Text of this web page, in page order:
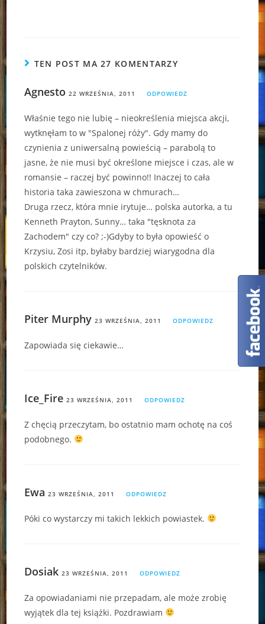
TEN POST MA 27 KOMENTARZY
Agnesto 22 WRZEŚNIA, 2011 ODPOWIEDZ
Właśnie tego nie lubię – nieokreślenia miejsca akcji,
wytknęłam to w "Spalonej róży". Gdy mamy do
czynienia z uniwersalną powieścią – parabolą to
jasne, że nie musi być określone miejsce i czas, ale w
romansie – raczej być powinno!! Inaczej to cała
historia taka zawieszona w chmurach…
Druga rzecz, która mnie irytuje… polska autorka, a tu
Kenneth Prayton, Sunny… taka "tęsknota za
Zachodem" czy co? ;-)Gdyby to była opowieść o
Krzysiu, Zosi itp, byłaby bardziej wiarygodna dla
polskich czytelników.
Piter Murphy 23 WRZEŚNIA, 2011 ODPOWIEDZ
Zapowiada się ciekawie…
Ice_Fire 23 WRZEŚNIA, 2011 ODPOWIEDZ
Z chęcią przeczytam, bo ostatnio mam ochotę na coś
podobnego.
Ewa 23 WRZEŚNIA, 2011 ODPOWIEDZ
Póki co wystarczy mi takich lekkich powiastek.
Dosiak 23 WRZEŚNIA, 2011 ODPOWIEDZ
Za opowiadaniami nie przepadam, ale może zrobię
wyjątek dla tej książki. Pozdrawiam